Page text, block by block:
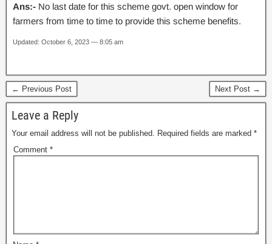
Ans:- No last date for this scheme govt. open window for
farmers from time to time to provide this scheme benefits.
Updated: October 6, 2023 — 8:05 am
← Previous Post Next Post →
Leave a Reply
Your email address will not be published. Required fields are marked *
Comment *